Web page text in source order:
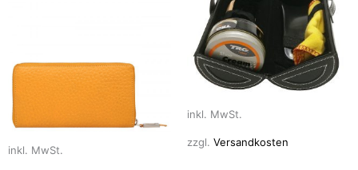
inkl. MwSt.
auf.
Die
Optionen
können
auf
inkl. MwSt.
zzgl. Versandkosten
weist
mehrere
Varianten
auf.
auf